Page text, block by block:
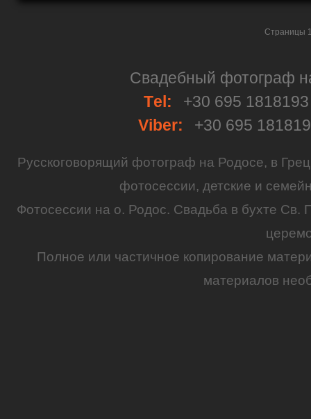
Страницы
Свадебный фотограф
Тel:
+30 695
Viber:
+30 695
Русскоговорящий фотограф на Родосе, в
фотосессии, детские и
Фотосессии на о. Родос. Свадьба в бухте Св.
Полное или частичное копирование
материалов